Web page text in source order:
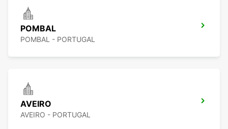
POMBAL
POMBAL - PORTUGAL
AVEIRO
AVEIRO - PORTUGAL